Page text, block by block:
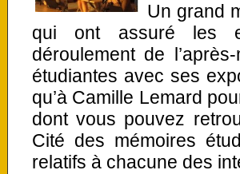
Un grand
qui ont assuré les
déroulement de
étudiantes avec ses
qu’à Camille Lemard
dont vous pouvez
Cité des mémoires
relatifs à chacune des